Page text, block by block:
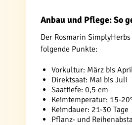
Anbau und Pflege: So
Der Rosmarin
folgende Punkte:
Vorkultur: März bis
Direktsaat: Mai bis Juli
Saattiefe: 0,5 cm
Keimtemperatur: 15-
Keimdauer: 21-30 Tage
Pflanz- und